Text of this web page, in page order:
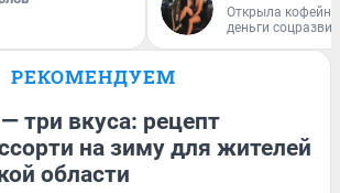
Открыла
деньги
РЕКОМЕНДУЕМ
три вкуса: рецепт
на зиму для жителей
области